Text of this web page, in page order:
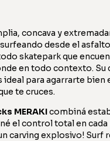
concava y
desde el
skatepark que
en todo contexto. Su
ideal para agarrarte bien
te cruces.
MERAKIcombiná
el control total en
carving explosivo! Surf